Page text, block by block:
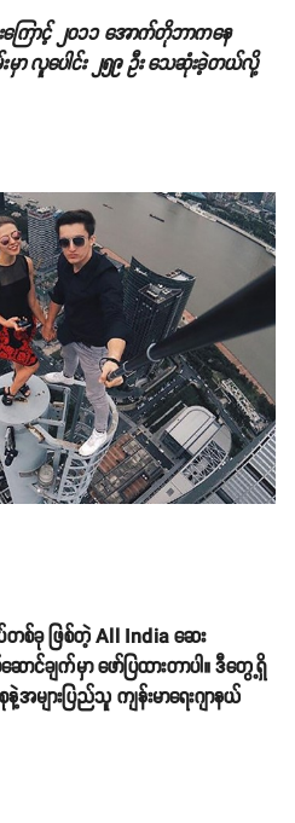
ြောင့် ၂၀၁၁ အောက်တိုဘာကနေ
ာ လူပေါင်း ၂၅၉ ဦး သေဆုံးခဲ့တယ်လို့
စ်ခု ဖြစ်တဲ့ All India ဆေး
ာင်ချက်မှာ ဖော်ပြထားတာပါ။ ဒီတွေ့ရှိ
ျားပြည်သူ ကျန်းမာရေးဂျာနယ်